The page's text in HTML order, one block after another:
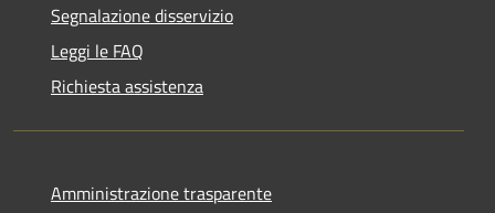
Segnalazione disservizio
Leggi le FAQ
Richiesta assistenza
Amministrazione trasparente